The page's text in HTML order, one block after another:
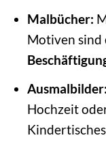
Malbücher:
Motiven sind
Ausmalbilder:
Hochzeit